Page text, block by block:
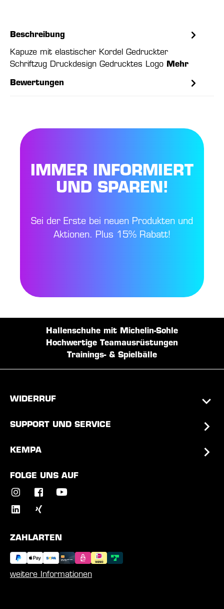
Beschreibung
Kapuze mit elastischer Kordel Gedruckter
Schriftzug Druckdesign Gedrucktes Logo Mehr
Bewertungen
IMMER INFORMIERT
UND SPAREN!
Sei der Erste bei neuen Produkten und
Aktionen. Plus 15% Rabatt!
Hallenschuhe mit Michelin-Sohle
Hochwertige Teamausrüstungen
Trainings- & Spielbälle
WIDERRUF
SUPPORT UND SERVICE
KEMPA
FOLGE UNS AUF
ZAHLARTEN
weitere Informationen